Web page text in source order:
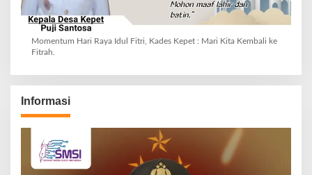
Momentum Hari Raya Idul Fitri, Kades Kepet : Mari Kita Kembali ke
Fitrah.
Informasi